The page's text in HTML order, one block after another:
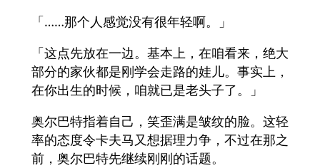
「……那个人感觉没有很年轻啊。」
「这点先放在一边。基本上，在咱看来，绝大
部分的家伙都是刚学会走路的娃儿。事实上，
在你出生的时候，咱就已是老头子了。」
奥尔巴特指着自己，笑歪满是皱纹的脸。这轻
率的态度令卡夫马又想据理力争，不过在那之
前，奥尔巴特先继续刚刚的话题。